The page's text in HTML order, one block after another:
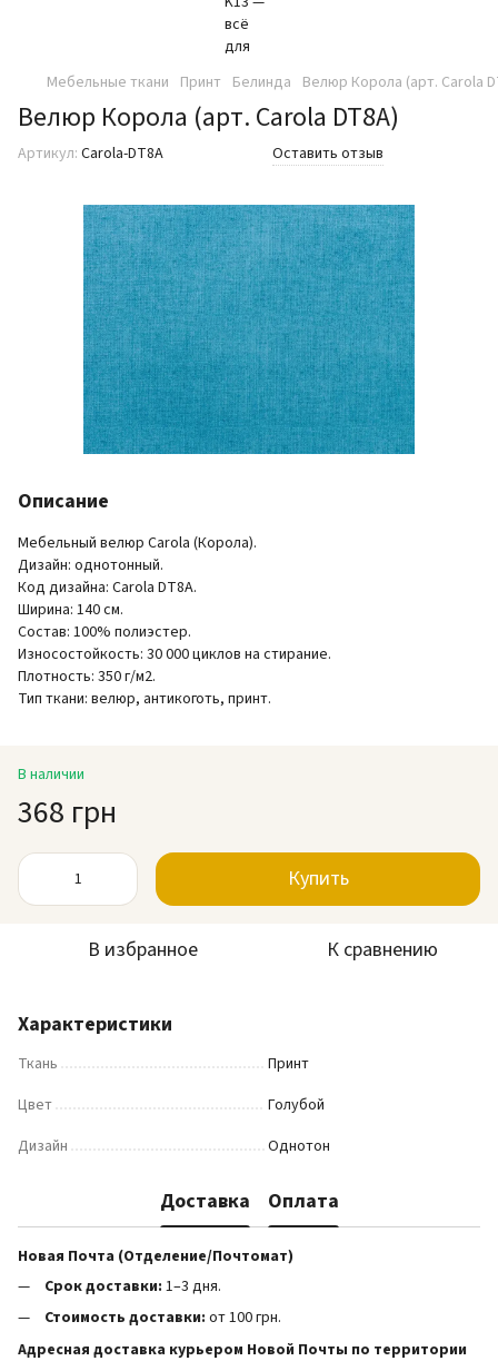
Мебельные ткани Принт Белинда Велюр Корола (арт. Carola
Велюр Корола (арт. Carola DT8A)
Артикул: Carola-DT8A Оставить отзыв
Описание
Мебельный велюр Carola (Корола).
Дизайн: однотонный.
Код дизайна: Carola DT8A.
Ширина: 140 см.
Состав: 100% полиэстер.
Износостойкость: 30 000 циклов на стирание.
Плотность: 350 г/м2.
Тип ткани: велюр, антикоготь, принт.
В наличии
368 грн
Купить
В избранное К сравнению
Характеристики
Ткань
Принт
Цвет
Голубой
Дизайн
Однотон
Доставка Оплата
Новая Почта (Отделение/Почтомат)
Срок доставки: 1–3 дня.
Стоимость доставки: от 100 грн.
Адресная доставка курьером Новой Почты по территории